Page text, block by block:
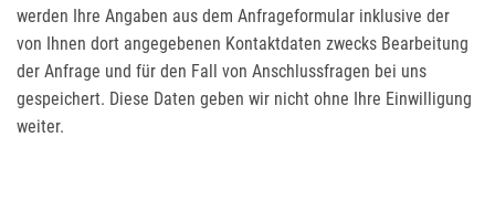
werden Ihre Angaben aus dem Anfrageformular inklusive der
von Ihnen dort angegebenen Kontaktdaten zwecks Bearbeitung
der Anfrage und für den Fall von Anschlussfragen bei uns
gespeichert. Diese Daten geben wir nicht ohne Ihre Einwilligung
weiter.